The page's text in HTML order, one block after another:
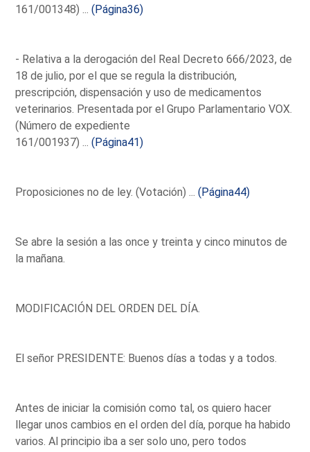
161/001348) ...(Página36)
- Relativa a la derogación del Real Decreto 666/2023, de
18 de julio, por el que se regula la distribución,
prescripción, dispensación y uso de medicamentos
veterinarios. Presentada por el Grupo Parlamentario VOX.
(Número de expediente
161/001937) ...(Página41)
Proposiciones no de ley. (Votación) ...(Página44)
Se abre la sesión a las once y treinta y cinco minutos de
la mañana.
MODIFICACIÓN DEL ORDEN DEL DÍA.
El señor PRESIDENTE: Buenos días a todas y a todos.
Antes de iniciar la comisión como tal, os quiero hacer
llegar unos cambios en el orden del día, porque ha habido
varios. Al principio iba a ser solo uno, pero todos